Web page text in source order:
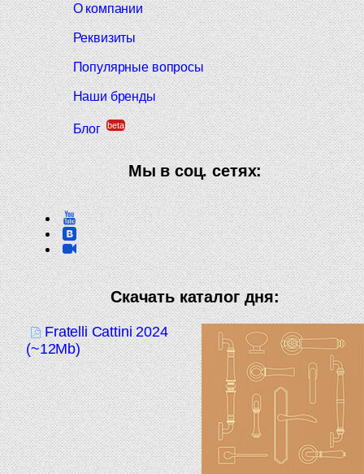
О компании
Реквизиты
Популярные вопросы
Наши бренды
Блог beta
Мы в соц. сетях:
Скачать каталог дня:
Fratelli Cattini 2024
(~12Mb)